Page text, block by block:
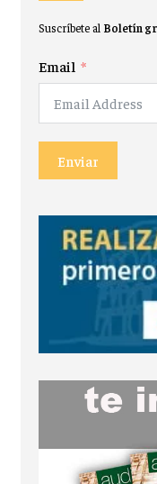
Suscríbete al Boletín
Email
Enviar